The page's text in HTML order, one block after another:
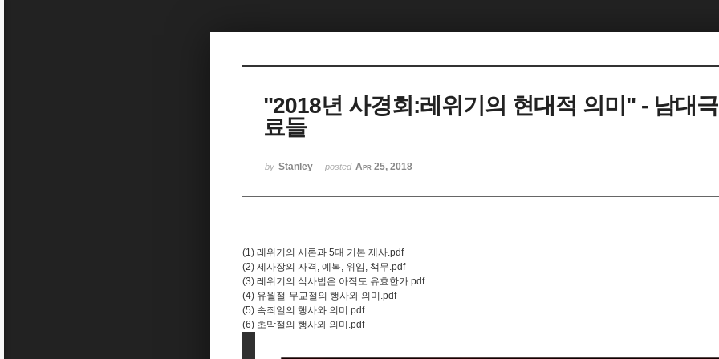
"2018년 사경회:레위기의 현대적 의미" - 남대
료들
by Stanley posted Apr 25, 2018
(1) 레위기의 서론과 5대 기본 제사.pdf
(2) 제사장의 자격, 예복, 위임, 책무.pdf
(3) 레위기의 식사법은 아직도 유효한가.pdf
(4) 유월절-무교절의 행사와 의미.pdf
(5) 속죄일의 행사와 의미.pdf
(6) 초막절의 행사와 의미.pdf
Sketchbook5, 스케치북5
Sketchbook5, 스케치북5